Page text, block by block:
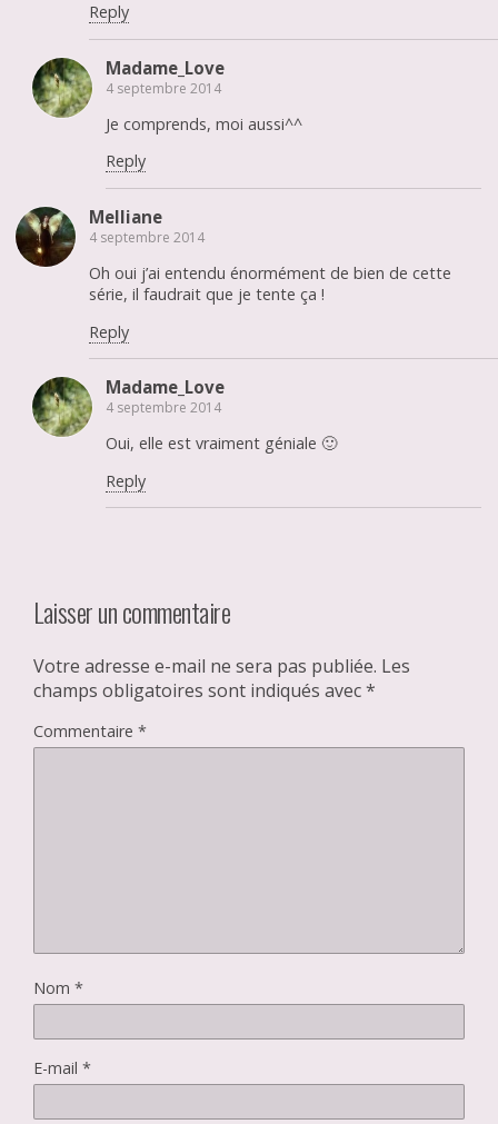
Reply
Madame_Love
4 septembre 2014
Je comprends, moi aussi^^
Reply
Melliane
4 septembre 2014
Oh oui j’ai entendu énormément de bien de cette
série, il faudrait que je tente ça !
Reply
Madame_Love
4 septembre 2014
Oui, elle est vraiment géniale 🙂
Reply
Laisser un commentaire
Votre adresse e-mail ne sera pas publiée. Les
champs obligatoires sont indiqués avec*
Commentaire *
Nom *
E-mail *